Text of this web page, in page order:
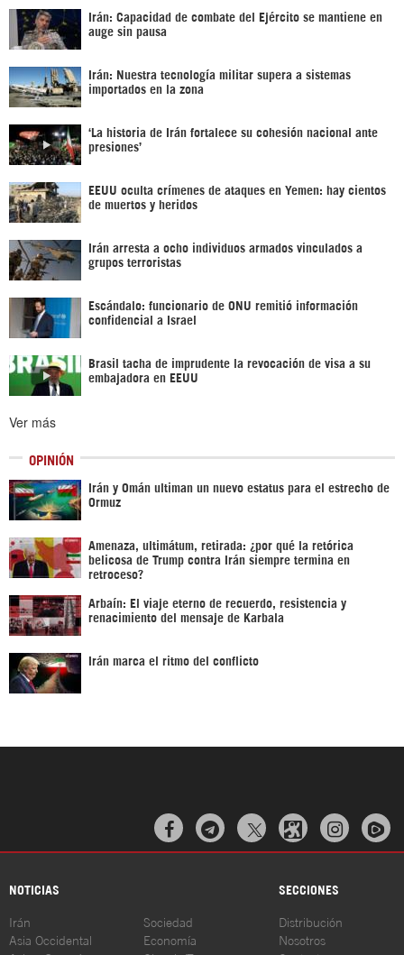
Irán: Capacidad de combate del Ejército se mantiene en
auge sin pausa
Irán: Nuestra tecnología militar supera a sistemas
importados en la zona
‘La historia de Irán fortalece su cohesión nacional ante
presiones’
EEUU oculta crímenes de ataques en Yemen: hay cientos
de muertos y heridos
Irán arresta a ocho individuos armados vinculados a
grupos terroristas
Escándalo: funcionario de ONU remitió información
confidencial a Israel
Brasil tacha de imprudente la revocación de visa a su
embajadora en EEUU
Ver más
OPINIÓN
Irán y Omán ultiman un nuevo estatus para el estrecho de
Ormuz
Amenaza, ultimátum, retirada: ¿por qué la retórica
belicosa de Trump contra Irán siempre termina en
retroceso?
Arbaín: El viaje eterno de recuerdo, resistencia y
renacimiento del mensaje de Karbala
Irán marca el ritmo del conflicto
  
NOTICIAS SECCIONES
Irán
Asia Occidental
Sociedad
Economía
Distribución
Nosotros